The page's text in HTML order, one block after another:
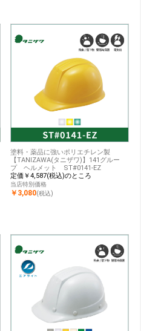
塗料・薬品に強いポリエチレン製
【TANIZAWA(タニザワ)】141グルー
プ ヘルメット ST#0141-EZ
定価￥4,587(税込)のところ
当店特別価格
￥3,080(税込)